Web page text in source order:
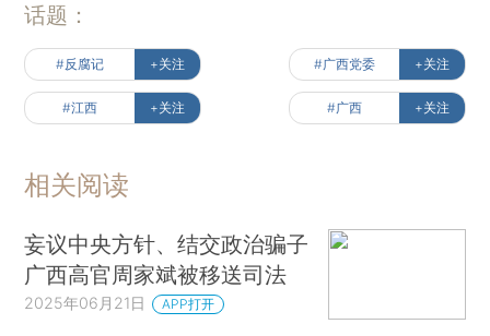
话题：
#反腐记 +关注 #广西党委 +关注
#江西 +关注 #广西 +关注
相关阅读
妄议中央方针、结交政治骗子
广西高官周家斌被移送司法
2025年06月21日 APP打开